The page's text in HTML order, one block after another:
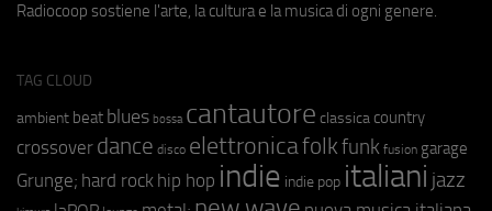
Radiocoop sostiene l'arte, la cultura e la musica di ogni genere.
TAG CLOUD
ambient beat blues bossa cantautore classica country
crossover dance disco elettronicafolkfunk fusion garage
Grunge; hard rock hip hop indie indie pop italiani jazz